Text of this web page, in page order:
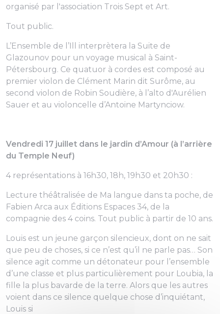
organisé par l'association Trois Sept et Art.
Tout public.
L’Ensemble de l’Ill interprètera la Suite de
Glazounov pour un voyage musical à Saint-
Pétersbourg. Ce quatuor à cordes est composé au
premier violon de Clément Marin dit Surôme, au
second violon de Robin Soudière, à l’alto d'Aurélien
Sauer et au violoncelle d’Antoine Martynciow.
Vendredi 17 juillet dans le jardin d’Amour (à l’arrière
du Temple Neuf)
4 représentations à 16h30, 18h, 19h30 et 20h30 :
Lecture théâtralisée de Ma langue dans ta poche, de
Fabien Arca aux Éditions Espaces 34, de la
compagnie des 4 coins. Tout public à partir de 10 ans.
Louis est un jeune garçon silencieux, dont on ne sait
que peu de choses, si ce n’est qu’il ne parle pas… Son
silence agit comme un détonateur pour l’ensemble
d’une classe et plus particulièrement pour Loubia, la
fille la plus bavarde de la terre. Alors que les autres
voient dans ce silence quelque chose d’inquiétant,
Louis si